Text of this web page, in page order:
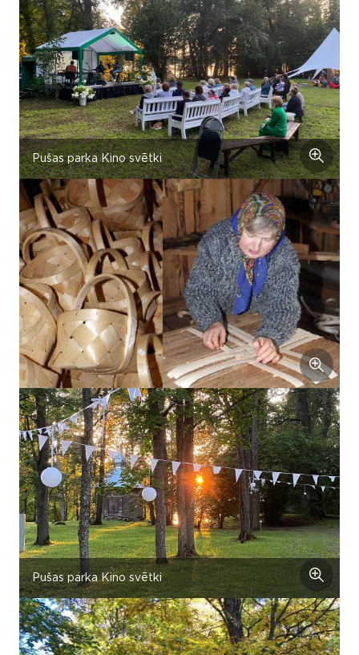
Pušas parka Kino svētki
Pušas parka Kino svētki